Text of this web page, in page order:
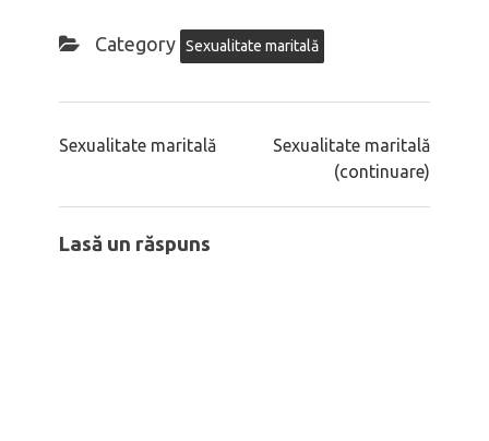
Category Sexualitate maritală
Sexualitate maritală
Sexualitate maritală
(continuare)
Lasă un răspuns